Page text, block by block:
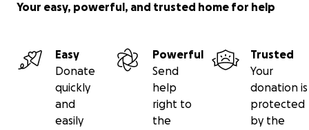
Your easy, powerful, and trusted home for help
Easy
Donate
quickly
and
easily
Powerful
Send
help
right to
the
Trusted
Your
donation is
protected
by the